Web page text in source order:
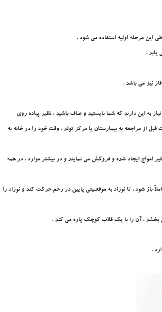
اين مرحله اوليه استفاده مي شود .
يابد .
نيز مي باشد .
اين دارند که شما بايستيد و صاف باشيد ، نظير پياده روي
از مراجعه به بيمارستان يا مرکز تولد ، وقت خود را در خانه به
امواج ايجاد شده و فروکش مي نمايند و در بيشتر موارد ، در همه
شود ، تا نوزاد به موقعـيتي پايين در رحم حرکت کند و نوزاد را
بخشد ، آن را با يک قلاب کوچک پاره مي کند .
.